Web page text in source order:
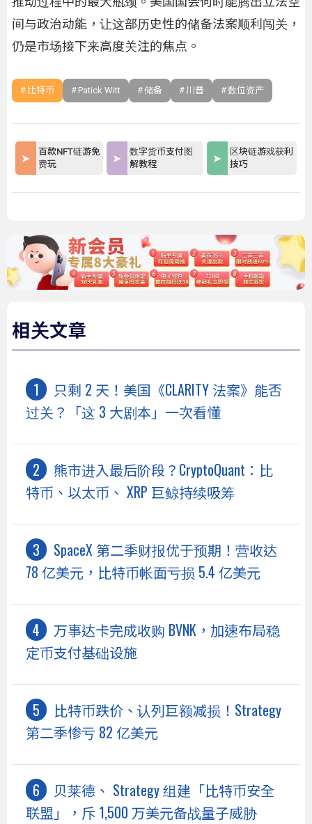
间与政治动能，让这部历史性的储备法案顺利闯关，
仍是市场接下来高度关注的焦点。
比特币 Patick Witt 储备 川普 数位资产
百款NFT链游免
费玩
数字货币支付图
解教程
区块链游戏获利
技巧
相关文章
只剩 2 天！美国《CLARITY 法案》能否
过关？「这 3 大剧本」一次看懂
熊市进入最后阶段？CryptoQuant：比
特币、以太币、 XRP 巨鲸持续吸筹
SpaceX 第二季财报优于预期！营收达
78 亿美元，比特币帐面亏损 5.4 亿美元
万事达卡完成收购 BVNK，加速布局稳
定币支付基础设施
比特币跌价、认列巨额减损！Strategy
第二季惨亏 82 亿美元
贝莱德、 Strategy 组建「比特币安全
联盟」，斥 1,500 万美元备战量子威胁